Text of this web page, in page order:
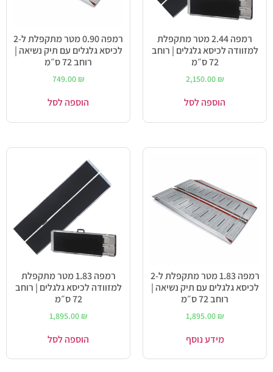
רמפה 2.44 מטר מתקפלת
למזוודה לכיסא גלגלים | רוחב
72 ס״מ
2,150.00 ₪
הוספה לסל
רמפה 0.90 מטר מתקפלת ל-2
לכיסא גלגלים עם תיק נשיאה |
רוחב 72 ס״מ
749.00 ₪
הוספה לסל
רמפה 1.83 מטר מתקפלת ל-2
לכיסא גלגלים עם תיק נשיאה |
רוחב 72 ס״מ
1,895.00 ₪
מידע נוסף
רמפה 1.83 מטר מתקפלת
למזוודה לכיסא גלגלים | רוחב
72 ס״מ
1,895.00 ₪
הוספה לסל